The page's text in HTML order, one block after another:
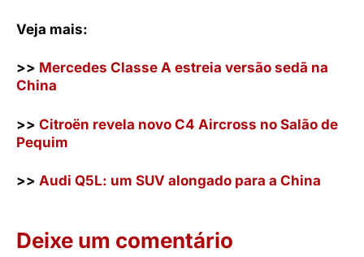
Veja mais:
>> Mercedes Classe A estreia versão sedã na
China
>> Citroën revela novo C4 Aircross no Salão de
Pequim
>> Audi Q5L: um SUV alongado para a China
Deixe um comentário